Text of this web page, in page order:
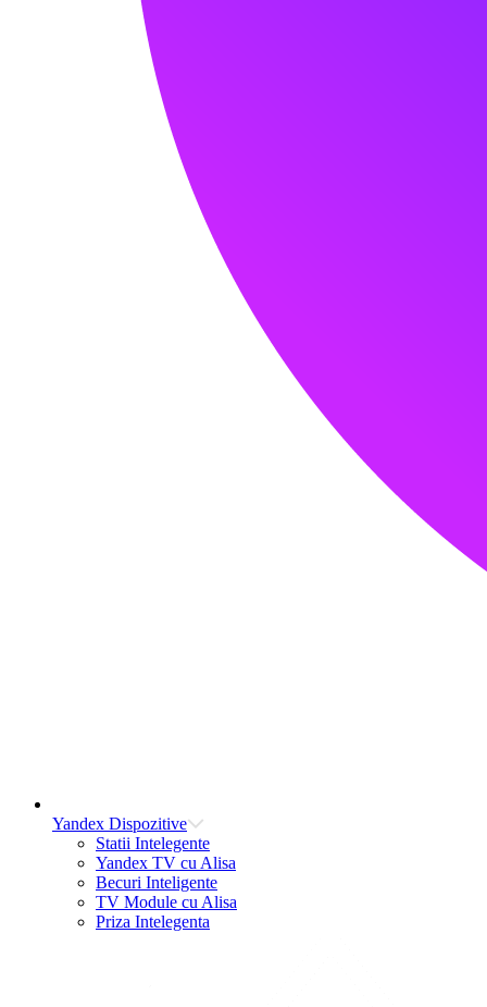
Yandex Dispozitive
Statii Intelegente
Yandex TV cu Alisa
Becuri Inteligente
TV Module cu Alisa
Priza Intelegenta